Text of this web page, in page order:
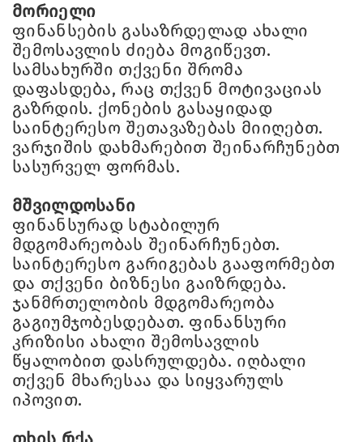
მორიელი
ფინანსების გასაზრდელად ახალი
შემოსავლის ძიება მოგიწევთ.
სამსახურში თქვენი შრომა
დაფასდება, რაც თქვენ მოტივაციას
გაზრდის. ქონების გასაყიდად
საინტერესო შეთავაზებას მიიღებთ.
ვარჯიშის დახმარებით შეინარჩუნებთ
სასურველ ფორმას.
მშვილდოსანი
ფინანსურად სტაბილურ
მდგომარეობას შეინარჩუნებთ.
საინტერესო გარიგებას გააფორმებთ
და თქვენი ბიზნესი გაიზრდება.
ჯანმრთელობის მდგომარეობა
გაგიუმჯობესდებათ. ფინანსური
კრიზისი ახალი შემოსავლის
წყალობით დასრულდება. იღბალი
თქვენ მხარესაა და სიყვარულს
იპოვით.